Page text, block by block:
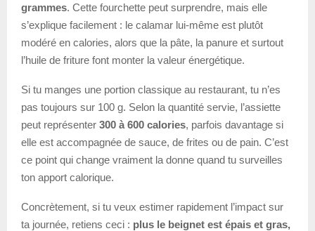
grammes. Cette fourchette peut surprendre, mais elle
s’explique facilement : le calamar lui-même est plutôt
modéré en calories, alors que la pâte, la panure et surtout
l’huile de friture font monter la valeur énergétique.
Si tu manges une portion classique au restaurant, tu n’es
pas toujours sur 100 g. Selon la quantité servie, l’assiette
peut représenter 300 à 600 calories, parfois davantage si
elle est accompagnée de sauce, de frites ou de pain. C’est
ce point qui change vraiment la donne quand tu surveilles
ton apport calorique.
Concrètement, si tu veux estimer rapidement l’impact sur
ta journée, retiens ceci : plus le beignet est épais et gras,